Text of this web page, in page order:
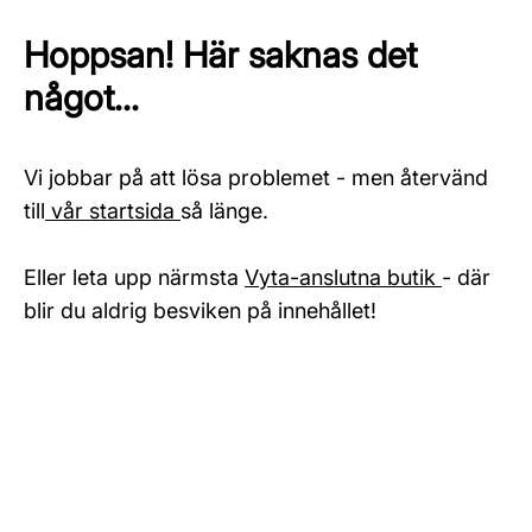
Hoppsan! Här saknas det
något...
Vi jobbar på att lösa problemet - men återvänd
till vår startsida så länge.
Eller leta upp närmsta Vyta-anslutna butik - där
blir du aldrig besviken på innehållet!